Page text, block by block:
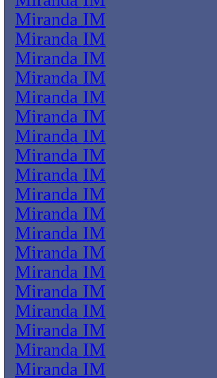
Miranda IM
Miranda IM
Miranda IM
Miranda IM
Miranda IM
Miranda IM
Miranda IM
Miranda IM
Miranda IM
Miranda IM
Miranda IM
Miranda IM
Miranda IM
Miranda IM
Miranda IM
Miranda IM
Miranda IM
Miranda IM
Miranda IM